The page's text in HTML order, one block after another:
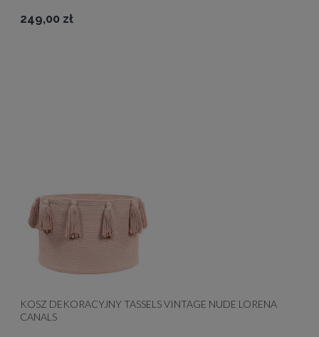
249,00 zł
KOSZ DEKORACYJNY TASSELS VINTAGE NUDE LORENA
CANALS